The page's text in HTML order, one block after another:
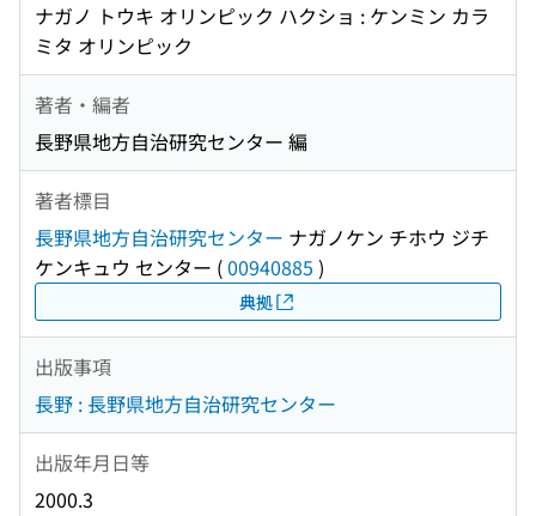
ナガノ トウキ オリンピック ハクショ : ケンミン カラ
ミタ オリンピック
著者・編者
長野県地方自治研究センター 編
著者標目
長野県地方自治研究センター ナガノケン チホウ ジチ
ケンキュウ センター (00940885 )
典拠
出版事項
長野 : 長野県地方自治研究センター
出版年月日等
2000.3